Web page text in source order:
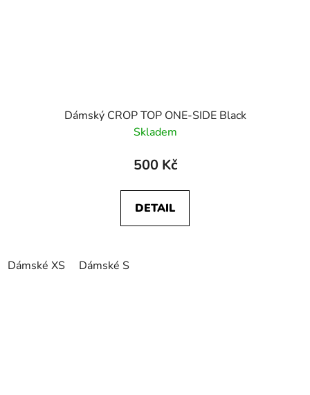
Dámský CROP TOP ONE-SIDE Black
Skladem
500 Kč
DETAIL
Dámské XS Dámské S